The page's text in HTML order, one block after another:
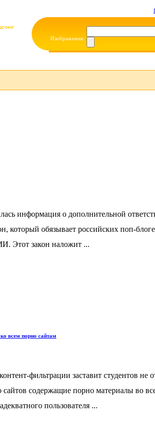
Изображения:
информация о дополнительной
который обязывает российских поп-
Этот закон наложит ...
всем порно сайтам
фильтрации заставит студентов не
содержащие порно материалы во
пользователя ...